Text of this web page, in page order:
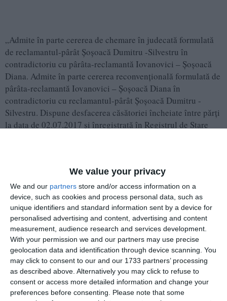
We value your privacy
We and our partners store and/or access information on a
device, such as cookies and process personal data, such as
unique identifiers and standard information sent by a device for
personalised advertising and content, advertising and content
measurement, audience research and services development.
With your permission we and our partners may use precise
geolocation data and identification through device scanning. You
may click to consent to our and our 1733 partners’ processing
as described above. Alternatively you may click to refuse to
consent or access more detailed information and change your
preferences before consenting.
Please note that some
„Admite în parte cererea de chemare în judecată formulată
de reclamantul-pârât Şoşoacă Dumitru -Silvestru în
contradictoriu cu pârâta-reclamantă Iovanovici – Şoşoacă
Diana. Admite în parte cererea reconvențională formulată de
pârâta-reclamantă Iovanovici – Şoşoacă Diana în
contradictoriu cu reclamantul-pârât Şoşoacă Dumitru -
Silvestru. Dispune desfacerea căsătoriei încheiate între părți
la data de 02.07.2017 și înregistrată în Registrul de Stare
este soluția pe scurt publicată pe portalul instanțelor.
Citește și
Are termen să predea absolut toate actele partidului în
originalȘoșoacă a divorțat politic de soțul său!